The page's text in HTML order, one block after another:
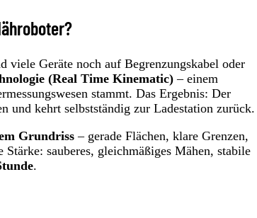
viele Geräte noch auf Begrenzungskabel oder
(Real Time Kinematic) – einem
stammt. Das Ergebnis: Der
und kehrt selbstständig zur Ladestation zurück.
Grundriss – gerade Flächen, klare Grenzen,
sauberes, gleichmäßiges Mähen, stabile
.